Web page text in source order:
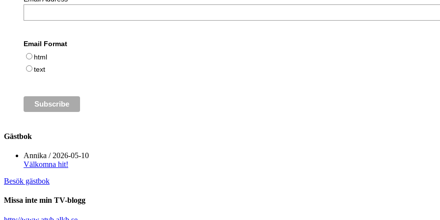
Email Format
html
text
Gästbok
Annika / 2026-05-10
Välkomna hit!
Besök gästbok
Missa inte min TV-blogg